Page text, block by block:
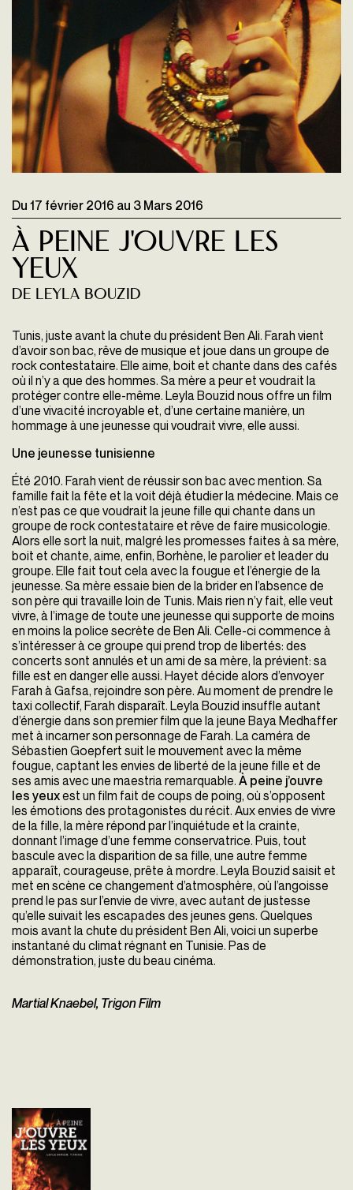
Du 17 février 2016 au 3 Mars 2016
À Peine J'ouvre Les
Yeux
De Leyla Bouzid
Tunis, juste avant la chute du président Ben Ali. Farah vient
d’avoir son bac, rêve de musique et joue dans un groupe de
rock contestataire. Elle aime, boit et chante dans des cafés
où il n’y a que des hommes. Sa mère a peur et voudrait la
protéger contre elle-même. Leyla Bouzid nous offre un film
d’une vivacité incroyable et, d’une certaine manière, un
hommage à une jeunesse qui voudrait vivre, elle aussi.
Une jeunesse tunisienne
Été 2010. Farah vient de réussir son bac avec mention. Sa
famille fait la fête et la voit déjà étudier la médecine. Mais ce
n’est pas ce que voudrait la jeune fille qui chante dans un
groupe de rock contestataire et rêve de faire musicologie.
Alors elle sort la nuit, malgré les promesses faites à sa mère,
boit et chante, aime, enfin, Borhène, le parolier et leader du
groupe. Elle fait tout cela avec la fougue et l’énergie de la
jeunesse. Sa mère essaie bien de la brider en l’absence de
son père qui travaille loin de Tunis. Mais rien n’y fait, elle veut
vivre, à l’image de toute une jeunesse qui supporte de moins
en moins la police secrète de Ben Ali. Celle-ci commence à
s’intéresser à ce groupe qui prend trop de libertés: des
concerts sont annulés et un ami de sa mère, la prévient: sa
fille est en danger elle aussi. Hayet décide alors d’envoyer
Farah à Gafsa, rejoindre son père. Au moment de prendre le
taxi collectif, Farah disparaît. Leyla Bouzid insuffle autant
d’énergie dans son premier film que la jeune Baya Medhaffer
met à incarner son personnage de Farah. La caméra de
Sébastien Goepfert suit le mouvement avec la même
fougue, captant les envies de liberté de la jeune fille et de
ses amis avec une maestria remarquable. À peine j’ouvre
les yeuxest un film fait de coups de poing, où s’opposent
les émotions des protagonistes du récit. Aux envies de vivre
de la fille, la mère répond par l’inquiétude et la crainte,
donnant l’image d’une femme conservatrice. Puis, tout
bascule avec la disparition de sa fille, une autre femme
apparaît, courageuse, prête à mordre. Leyla Bouzid saisit et
met en scène ce changement d’atmosphère, où l’angoisse
prend le pas sur l’envie de vivre, avec autant de justesse
qu’elle suivait les escapades des jeunes gens. Quelques
mois avant la chute du président Ben Ali, voici un superbe
instantané du climat régnant en Tunisie. Pas de
démonstration, juste du beau cinéma.
Martial Knaebel, Trigon Film
vost - 102'
Tunis, juste avant la chute du
président Ben Ali. Farah vient